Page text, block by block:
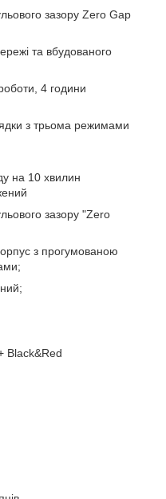
зазору Zero Gap
та вбудованого
4 години
з трьома режимами
на 10 хвилин
зазору "Zero
з прогумованою
Black&Red